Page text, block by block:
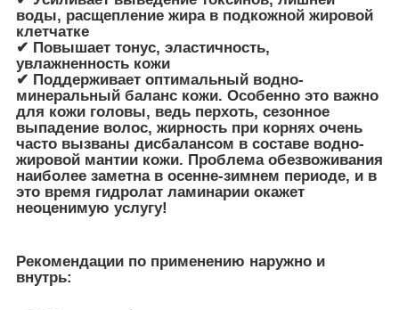
воды, расщепление жира в подкожной жировой
клетчатке
✔ Повышает тонус, эластичность,
увлажненность кожи
✔ Поддерживает оптимальный водно-
минеральный баланс кожи. Особенно это важно
для кожи головы, ведь перхоть, сезонное
выпадение волос, жирность при корнях очень
часто вызваны дисбалансом в составе водно-
жировой мантии кожи. Проблема обезвоживания
наиболее заметна в осенне-зимнем периоде, и в
это время гидролат ламинарии окажет
неоценимую услугу!
Рекомендации по применению наружно и
внутрь: